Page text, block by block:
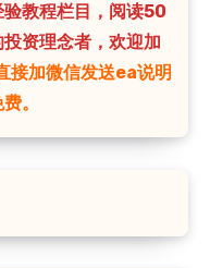
教程栏目，阅读50
资理念者，欢迎加
接加微信发送ea说明
。